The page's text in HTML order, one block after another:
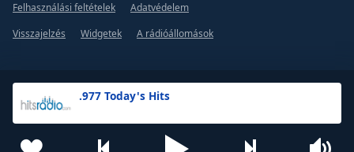
.977 Today's Hits
Felhasználási feltételek
Adatvédelem
Visszajelzés
Widgetek A rádióállomások